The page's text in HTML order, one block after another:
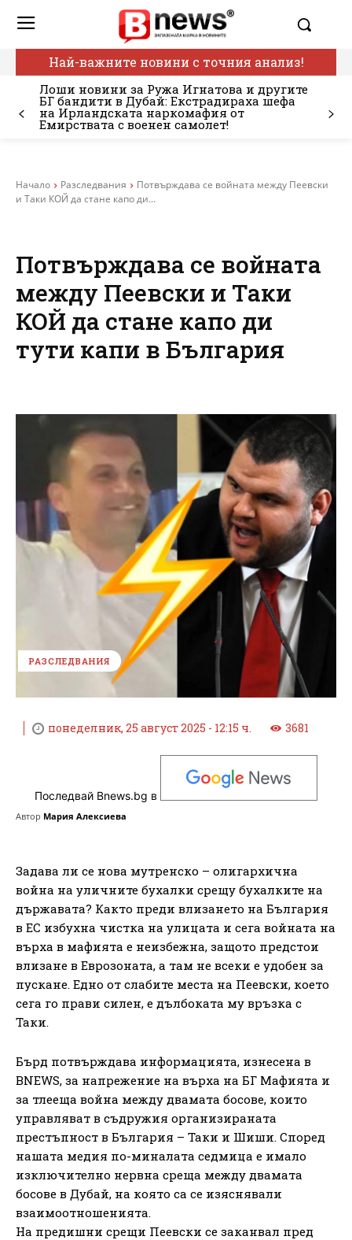
Най-важните новини с точния анализ!
Лоши новини за Ружа Игнатова и другите
БГ бандити в Дубай: Екстрадираха шефа
на Ирландската наркомафия от
Емирствата с военен самолет!
Начало Разследвания
Потвърждава се войната между Пеевски
и Таки КОЙ да стане капо ди...
Потвърждава се войната
между Пеевски и Таки
КОЙ да стане капо ди
тути капи в България
РАЗСЛЕДВАНИЯ
понеделник, 25 август 2025 - 12:15 ч. 3681
Последвай Bnews.bg в
Автор Мария Алексиева
Задава ли се нова мутренско – олигархична
война на уличните бухалки срещу бухалките на
държавата? Както преди влизането на България
в ЕС избухна чистка на улицата и сега войната на
върха в мафията е неизбежна, защото предстои
влизане в Еврозоната, а там не всеки е удобен за
пускане. Едно от слабите места на Пеевски, което
сега го прави силен, е дълбоката му връзка с
Таки.
Бърд потвърждава информацията, изнесена в
BNEWS, за напрежение на върха на БГ Мафията и
за тлееща война между двамата босове, които
управляват в съдружия организираната
престъпност в България – Таки и Шиши. Според
нашата медия по-миналата седмица е имало
изключително нервна среща между двамата
босове в Дубай, на която са се изяснявали
взаимоотношенията.
На предишни срещи Пеевски се заканвал пред